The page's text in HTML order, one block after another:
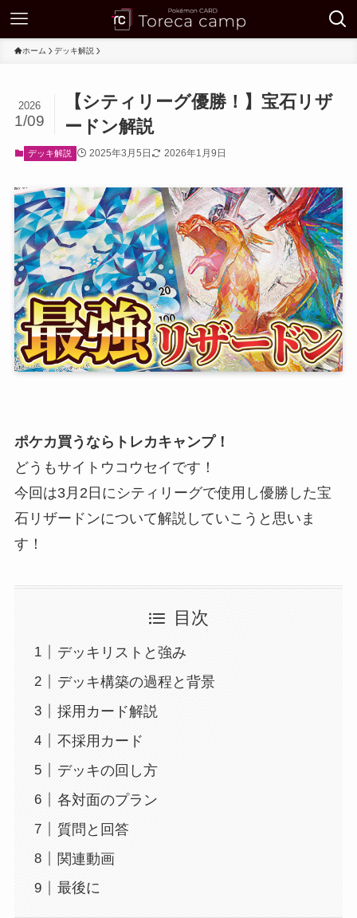
ホーム デッキ解説
【シティリーグ優勝！】宝石リザ
ードン解説
2026
1/09
デッキ解説 2025年3月5日 2026年1月9日
ポケカ買うならトレカキャンプ！
どうもサイトウコウセイです！
今回は3月2日にシティリーグで使用し優勝した宝
石リザードンについて解説していこうと思いま
す！
目次
デッキリストと強み
デッキ構築の過程と背景
採用カード解説
不採用カード
デッキの回し方
各対面のプラン
質問と回答
関連動画
最後に